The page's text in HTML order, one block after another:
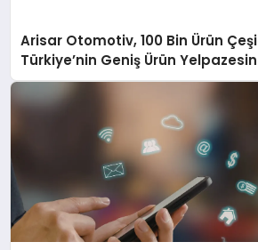
Arisar Otomotiv, 100 Bin Ürün
Türkiye’nin Geniş Ürün
Yedek Parça Platformlarından